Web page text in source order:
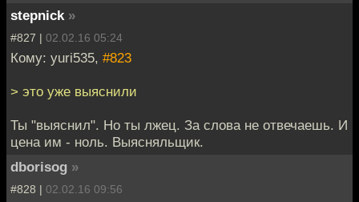
stepnick »
#827 | 02.02.16 05:24
Кому: yuri535, #823
> это уже выяснили
Ты "выяснил". Но ты лжец. За слова не отвечаешь. И
цена им - ноль. Выясняльщик.
dborisog »
#828 | 02.02.16 09:56